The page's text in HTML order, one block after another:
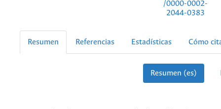
/0000-0002-
2044-0383
Resumen Referencias Estadísticas Cómo
Resumen (es)